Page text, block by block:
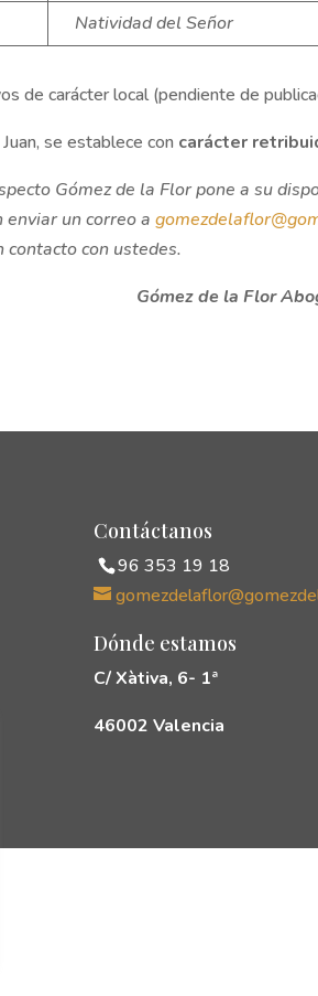
Natividad del Señor
de carácter local (pendiente de
se establece con carácter
Gómez de la Flor pone a su
enviar un correo a
contacto con ustedes.
Gómez de la Flor
Contáctanos
96 353 19 18
Dónde estamos
C/ Xàtiva, 6- 1ª
46002 Valencia